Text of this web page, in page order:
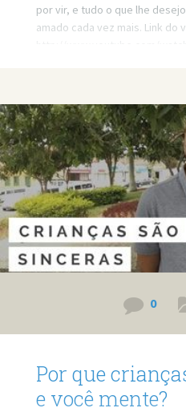
por vir, e tudo o que lhe
amado cada vez mais. Link do
0
Por que
e você mente?